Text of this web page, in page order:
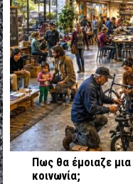
Πως θα έμοιαζε
κοινωνία;